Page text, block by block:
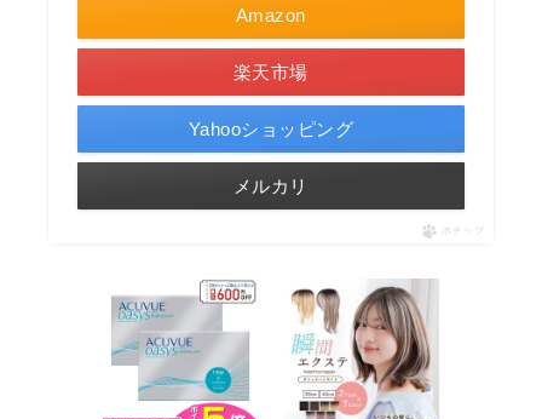
Amazon
楽天市場
Yahooショッピング
メルカリ
ポチップ